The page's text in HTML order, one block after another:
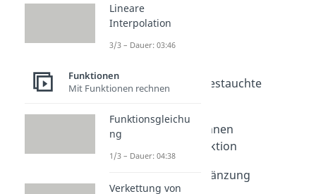
Dauer: 04:22
Parabel zeichnen
Dauer: 04:37
Gestreckte und gestauchte
Dauer: 03:46
Nullstellen berechnen
quadratische Funktion
Dauer: 04:37
Quadratische Ergänzung
Dauer: 04:31
Lineare
Interpolation
3/3 – Dauer: 03:46
Funktionen
Mit Funktionen rechnen
Funktionsgleichu
ng
1/3 – Dauer: 04:38
Verkettung von